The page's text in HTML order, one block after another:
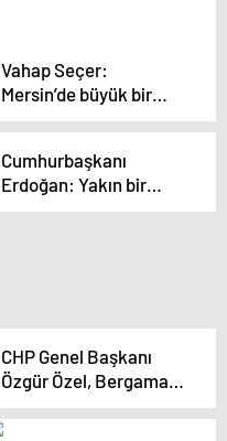
Vahap Seçer:
Mersin’de büyük bir
kalkınma hamlesi
Cumhurbaşkanı
Erdoğan: Yakın bir
tarihte ikinci astronotu
CHP Genel Başkanı
Özgür Özel, Bergama
ve Kınık’ta
vatandaşlara seslendi